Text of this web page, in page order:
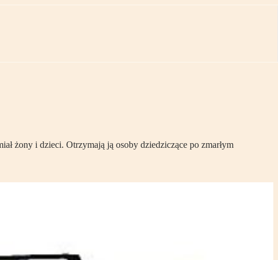
żony i dzieci. Otrzymają ją osoby dziedziczące po zmarłym